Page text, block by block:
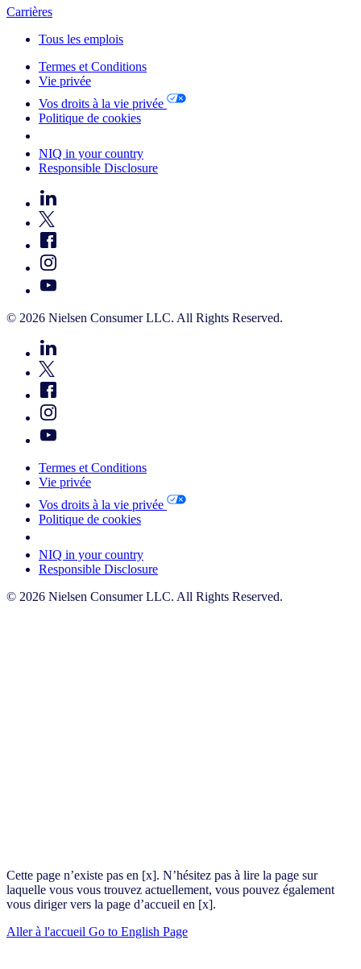
Carrières
Tous les emplois
Termes et Conditions
Vie privée
Vos droits à la vie privée
Politique de cookies
NIQ in your country
Responsible Disclosure
© 2026 Nielsen Consumer LLC. All Rights Reserved.
Termes et Conditions
Vie privée
Vos droits à la vie privée
Politique de cookies
NIQ in your country
Responsible Disclosure
© 2026 Nielsen Consumer LLC. All Rights Reserved.
Cette page n’existe pas en [x]. N’hésitez pas à lire la page sur
laquelle vous vous trouvez actuellement, vous pouvez également
vous diriger vers la page d’accueil en [x].
Aller à l'accueil Go to English Page